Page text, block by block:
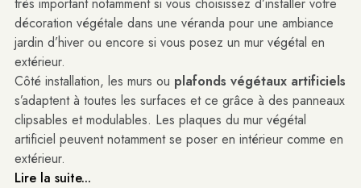
décoration végétale dans une véranda pour une ambiance
jardin d’hiver ou encore si vous posez un mur végétal en
extérieur.
Côté installation, les murs ou plafonds végétaux artificiels
s’adaptent à toutes les surfaces et ce grâce à des panneaux
clipsables et modulables. Les plaques du mur végétal
artificiel peuvent notamment se poser en intérieur comme en
extérieur.
Lire la suite...